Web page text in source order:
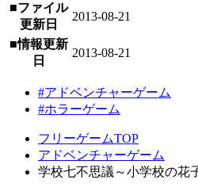
■ファイル
更新日
2013-08-21
■情報更新
日
2013-08-21
#アドベンチャーゲーム
#ホラーゲーム
フリーゲームTOP
アドベンチャーゲーム
学校七不思議～小学校の花